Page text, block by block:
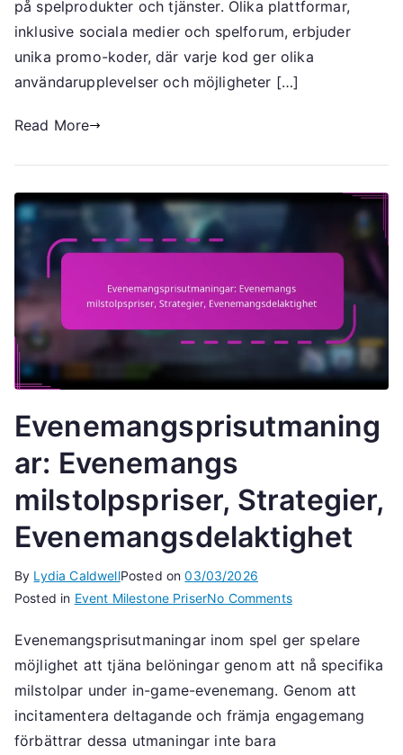
på spelprodukter och tjänster. Olika plattformar,
inklusive sociala medier och spelforum, erbjuder
unika promo-koder, där varje kod ger olika
användarupplevelser och möjligheter […]
Read More
Evenemangsprisutmaning
ar: Evenemangs
milstolpspriser, Strategier,
Evenemangsdelaktighet
By Lydia CaldwellPosted on03/03/2026
Posted in Event Milestone PriserNo Commentson
Evenemangs
milstolpspriser,
Strategier,
Evenemangsprisutmaningar inom spel ger spelare
möjlighet att tjäna belöningar genom att nå specifika
milstolpar under in-game-evenemang. Genom att
incitamentera deltagande och främja engagemang
förbättrar dessa utmaningar inte bara